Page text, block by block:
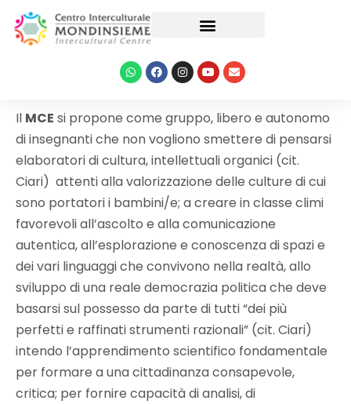
Il MCE si propone come gruppo, libero e autonomo
di insegnanti che non vogliono smettere di pensarsi
elaboratori di cultura, intellettuali organici (cit.
Ciari) attenti alla valorizzazione delle culture di cui
sono portatori i bambini/e; a creare in classe climi
favorevoli all’ascolto e alla comunicazione
autentica, all’esplorazione e conoscenza di spazi e
dei vari linguaggi che convivono nella realtà, allo
sviluppo di una reale democrazia politica che deve
basarsi sul possesso da parte di tutti “dei più
perfetti e raffinati strumenti razionali” (cit. Ciari)
intendo l’apprendimento scientifico fondamentale
per formare a una cittadinanza consapevole,
critica; per fornire capacità di analisi, di